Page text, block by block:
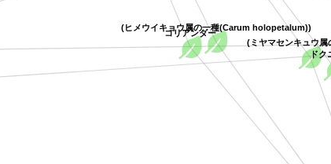
(ミヤマセンキュ
(ヒメウイキョウ属の一種(Carum holopetalum))
コリアンダー